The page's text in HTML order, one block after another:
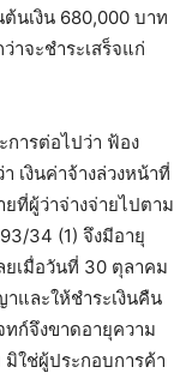
นเงิน 680,000 บาท
จะชำระเสร็จแก่
ารต่อไปว่า ฟ้อง
เงินค่าจ้างล่วงหน้าที่
ยที่ผู้ว่าจ่างจ่ายไปตาม
34 (1) จึงมีอายุ
ยเมื่อวันที่ 30 ตุลาคม
และให้ชำระเงินคืน
ทก์จึงขาดอายุความ
มิใช่ผู้ประกอบการค้า